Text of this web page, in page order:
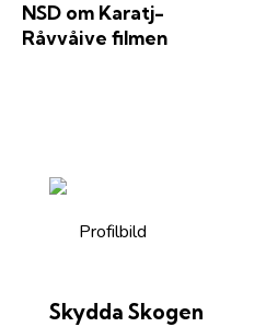
NSD om Karatj-
Råvvåive filmen
Skydda Skogen